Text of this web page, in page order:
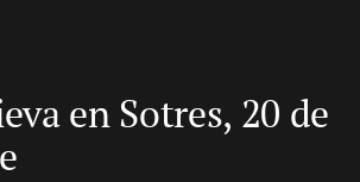
en Sotres, 20 de